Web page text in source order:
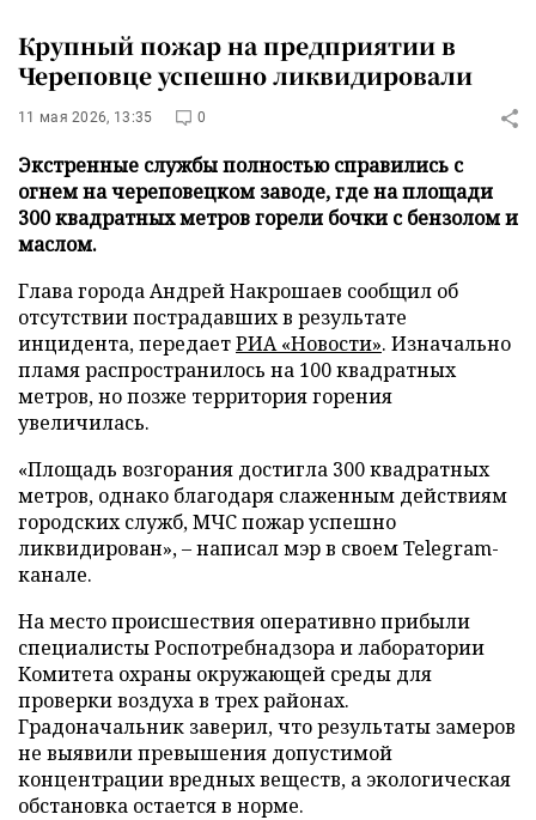
Крупный пожар на предприятии в
Череповце успешно ликвидировали
11 мая 2026, 13:35 0
Экстренные службы полностью справились с
огнем на череповецком заводе, где на площади
300 квадратных метров горели бочки с бензолом и
маслом.
Глава города Андрей Накрошаев сообщил об
отсутствии пострадавших в результате
инцидента, передаетРИА «Новости». Изначально
пламя распространилось на 100 квадратных
метров, но позже территория горения
увеличилась.
«Площадь возгорания достигла 300 квадратных
метров, однако благодаря слаженным действиям
городских служб, МЧС пожар успешно
ликвидирован», – написал мэр в своем Telegram-
канале.
На место происшествия оперативно прибыли
специалисты Роспотребнадзора и лаборатории
Комитета охраны окружающей среды для
проверки воздуха в трех районах.
Градоначальник заверил, что результаты замеров
не выявили превышения допустимой
концентрации вредных веществ, а экологическая
обстановка остается в норме.